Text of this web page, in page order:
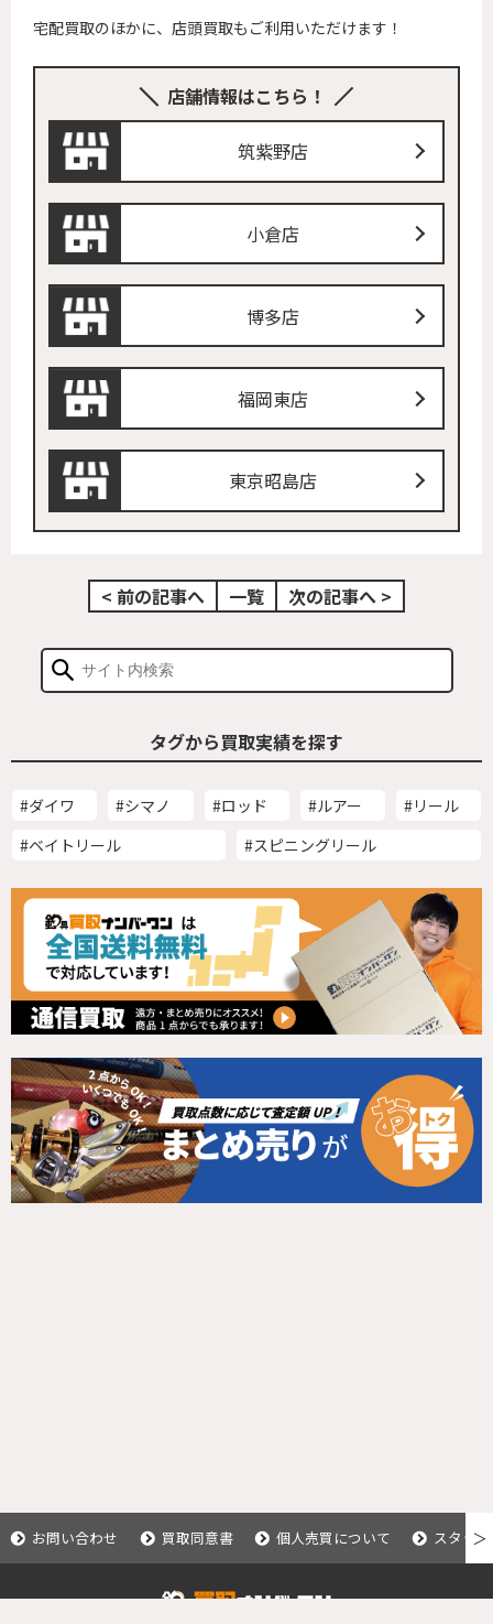
宅配買取のほかに、店頭買取もご利用いただけます！
店舗情報はこちら！
筑紫野店
小倉店
博多店
福岡東店
東京昭島店
< 前の記事へ 一覧 次の記事へ >
タグから買取実績を探す
#ダイワ #シマノ #ロッド #ルアー
#リール
#ベイトリール
#スピニングリール
お問い合わせ 買取同意書 個人売買について スタッ＞